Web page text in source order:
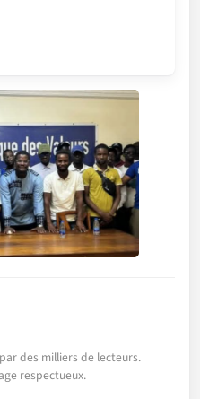
des milliers de lecteurs.
respectueux.